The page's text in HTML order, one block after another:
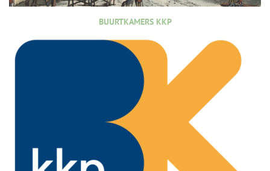
BUURTKAMERS KKP